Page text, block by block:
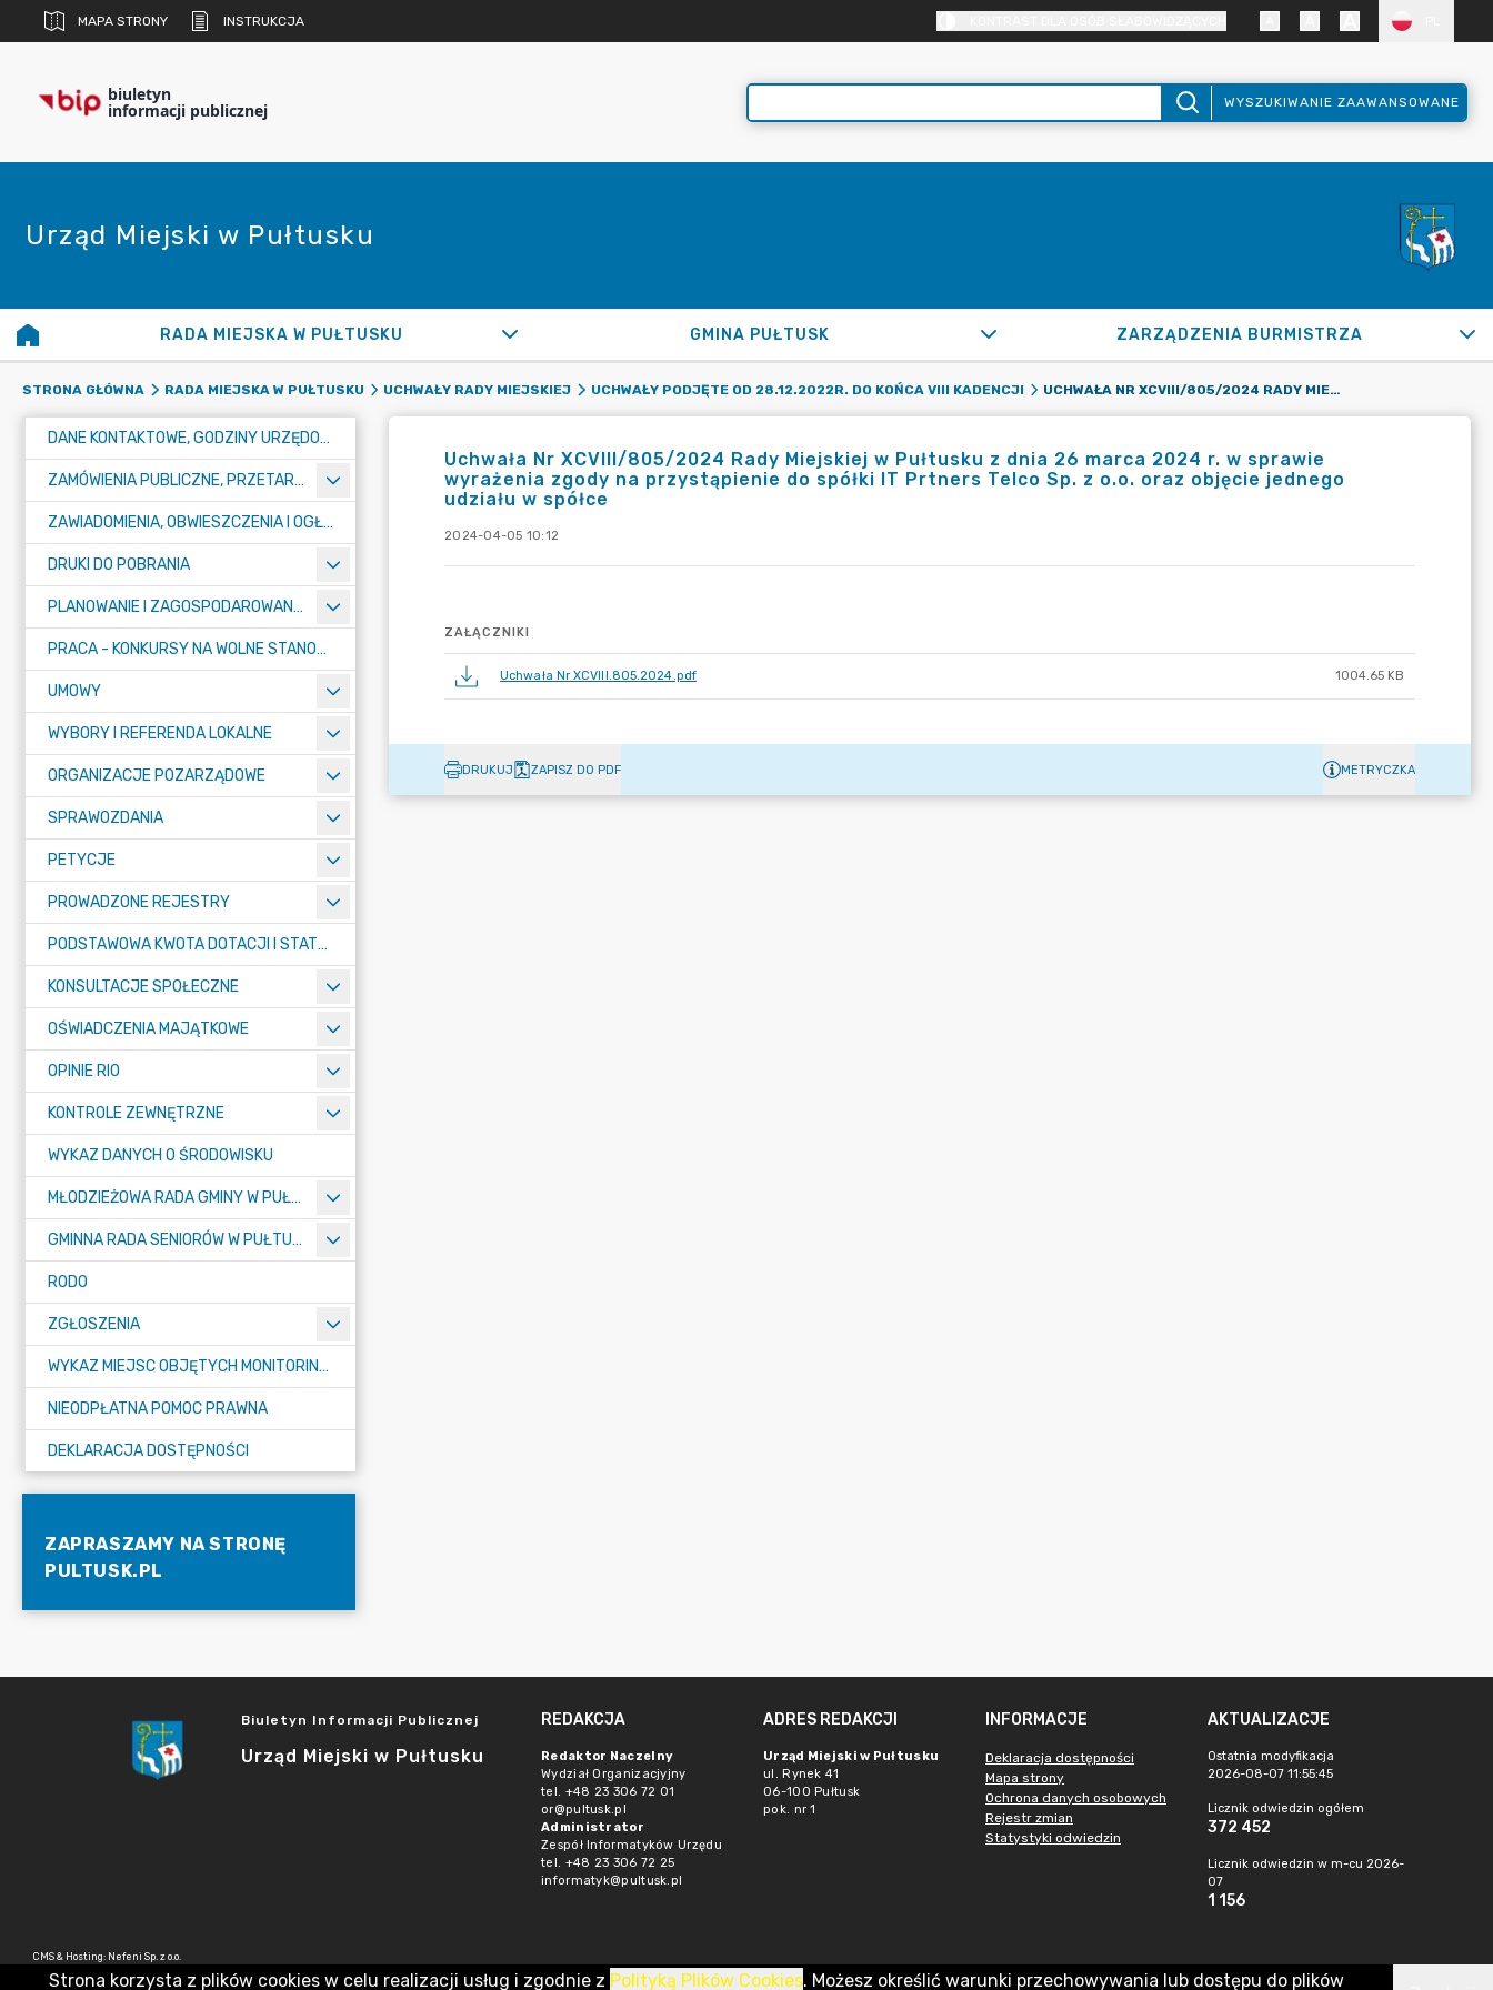
MAPA STRONY INSTRUKCJA
biuletyn
informacji publicznej WYSZUKIWANIE ZAAWANSOWANE
Urząd Miejski w Pułtusku
RADA MIEJSKA W PUŁTUSKU GMINA PUŁTUSK ZARZĄDZENIA BURMISTRZA
STRONA GŁÓWNA RADA MIEJSKA W PUŁTUSKU UCHWAŁY RADY MIEJSKIEJ UCHWAŁY PODJĘTE OD 28.12.2022R. DO KOŃCA VIII KADENCJI UCHWAŁA NR XCVIII/805/2024 RADY MIEJSKIEJ W PUŁTUSKU Z DNIA 26 MARCA 2024 R. W SPRAWIE WYRAŻENIA ZGODY NA PRZYSTĄPIENIE DO SPÓŁKI IT PRTNERS TELCO SP. Z O.O. ORAZ OBJĘCIE JEDNEGO UDZIAŁU W SPÓŁCE
DANE KONTAKTOWE, GODZINY URZĘDOWANIA I NUMER KONTA BANKOWEGO
ZAMÓWIENIA PUBLICZNE, PRZETARGI, KONKURSY
ZAWIADOMIENIA, OBWIESZCZENIA I OGŁOSZENIA
DRUKI DO POBRANIA
PLANOWANIE I ZAGOSPODAROWANIE PRZESTRZENNE
PRACA - KONKURSY NA WOLNE STANOWISKA
UMOWY
WYBORY I REFERENDA LOKALNE
ORGANIZACJE POZARZĄDOWE
SPRAWOZDANIA
PETYCJE
PROWADZONE REJESTRY
PODSTAWOWA KWOTA DOTACJI I STATYSTYCZNA LICZBA UCZNIÓW
KONSULTACJE SPOŁECZNE
OŚWIADCZENIA MAJĄTKOWE
OPINIE RIO
KONTROLE ZEWNĘTRZNE
WYKAZ DANYCH O ŚRODOWISKU
MŁODZIEŻOWA RADA GMINY W PUŁTUSKU
GMINNA RADA SENIORÓW W PUŁTUSKU
RODO
ZGŁOSZENIA
WYKAZ MIEJSC OBJĘTYCH MONITORINGIEM
NIEODPŁATNA POMOC PRAWNA
DEKLARACJA DOSTĘPNOŚCI
ZAPRASZAMY NA STRONĘ
PULTUSK.PL
Uchwała Nr XCVIII/805/2024 Rady Miejskiej w Pułtusku z dnia 26 marca 2024 r. w sprawie
wyrażenia zgody na przystąpienie do spółki IT Prtners Telco Sp. z o.o. oraz objęcie jednego
udziału w spółce
2024-04-05 10:12
ZAŁĄCZNIKI
Uchwała Nr XCVIII.805.2024.pdf 1004.65 KB
DRUKUJ ZAPISZ DO PDF METRYCZKA
Biuletyn Informacji Publicznej
Urząd Miejski w Pułtusku
REDAKCJA
Redaktor Naczelny
Wydział Organizacjyjny
tel. +48 23 306 72 01
or@pultusk.pl
Administrator
Zespół Informatyków Urzędu
tel. +48 23 306 72 25
informatyk@pultusk.pl
ADRES REDAKCJI
Urząd Miejski w Pułtusku
ul. Rynek 41
06-100 Pułtusk
pok. nr 1
INFORMACJE
Deklaracja dostępności
Mapa strony
Ochrona danych osobowych
Rejestr zmian
Statystyki odwiedzin
AKTUALIZACJE
Ostatnia modyfikacja
2026-08-07 11:55:45
Licznik odwiedzin ogółem
372 452
Licznik odwiedzin w m-cu 2026-
07
1 156
CMS & Hosting: Nefeni Sp. z o.o.
Strona korzysta z plików cookies w celu realizacji usług i zgodnie z Polityką Plików Cookies. Możesz określić warunki przechowywania lub dostępu do plików